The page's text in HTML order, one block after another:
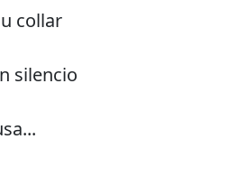
collar
silencio